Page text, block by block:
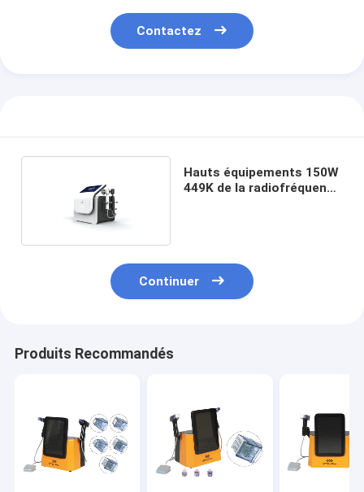
Contactez
Hauts équipements 150W
449K de la radiofréquence
Continuer
Produits Recommandés